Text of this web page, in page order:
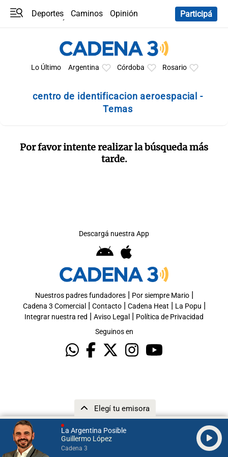
La Argentina Posible
Guillermo López
Cadena 3
Elegí tu emisora
Deportes Caminos
Opinión
Participá
Lo Último Argentina Córdoba Rosario
centro de identificacion aeroespacial -
Temas
Por favor intente realizar la búsqueda más
tarde.
Descargá nuestra App
Nuestros padres fundadores| Por siempre Mario|
Cadena 3 Comercial | Contacto| Cadena Heat | La Popu |
Integrar nuestra red | Aviso Legal | Política de Privacidad
Seguinos en